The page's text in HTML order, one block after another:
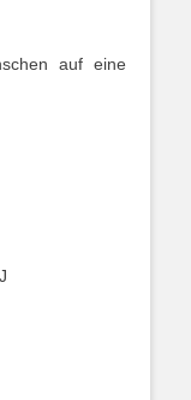
auf eine